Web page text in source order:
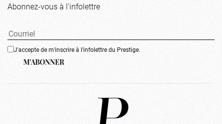
Abonnez-vous à l'infolettre
J'accepte de m'inscrire à l'infolettre du Prestige.
M'ABONNER